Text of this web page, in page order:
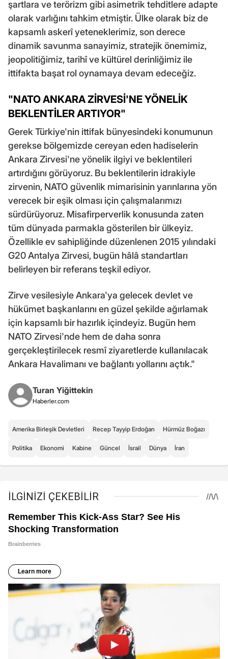
şartlara ve terörizm gibi asimetrik tehditlere adapte
olarak varlığını tahkim etmiştir. Ülke olarak biz de
kapsamlı askerî yeteneklerimiz, son derece
dinamik savunma sanayimiz, stratejik önemimiz,
jeopolitiğimiz, tarihî ve kültürel derinliğimiz ile
ittifakta başat rol oynamaya devam edeceğiz.
"NATO ANKARA ZİRVESİ'NE YÖNELİK
BEKLENTİLER ARTIYOR"
Gerek Türkiye'nin ittifak bünyesindeki konumunun
gerekse bölgemizde cereyan eden hadiselerin
Ankara Zirvesi'ne yönelik ilgiyi ve beklentileri
artırdığını görüyoruz. Bu beklentilerin idrakiyle
zirvenin, NATO güvenlik mimarisinin yarınlarına yön
verecek bir eşik olması için çalışmalarımızı
sürdürüyoruz. Misafirperverlik konusunda zaten
tüm dünyada parmakla gösterilen bir ülkeyiz.
Özellikle ev sahipliğinde düzenlenen 2015 yılındaki
G20 Antalya Zirvesi, bugün hâlâ standartları
belirleyen bir referans teşkil ediyor.
Zirve vesilesiyle Ankara'ya gelecek devlet ve
hükümet başkanlarını en güzel şekilde ağırlamak
için kapsamlı bir hazırlık içindeyiz. Bugün hem
NATO Zirvesi'nde hem de daha sonra
gerçekleştirilecek resmî ziyaretlerde kullanılacak
Ankara Havalimanı ve bağlantı yollarını açtık."
Turan Yiğittekin
Haberler.com
Amerika Birleşik Devletleri Recep Tayyip Erdoğan Hürmüz Boğazı
Politika Ekonomi Kabine Güncel İsrail Dünya İran